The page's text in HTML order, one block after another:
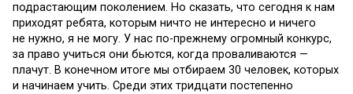
подрастающим поколением. Но сказать, что сегодня к нам
приходят ребята, которым ничто не интересно и ничего
не нужно, я не могу. У нас по-прежнему огромный конкурс,
за право учиться они бьются, когда проваливаются —
плачут. В конечном итоге мы отбираем 30 человек, которых
и начинаем учить. Среди этих тридцати постепенно